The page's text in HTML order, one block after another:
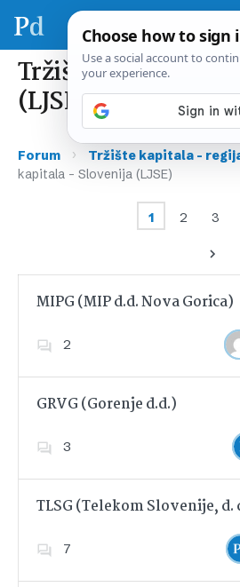
Tržišta kapitala –
(LJSE)
Forum › Tržište kapitala –
kapitala – Slovenija (LJSE)
1 2 3
MIPG (MIP d.d. Nova Gorica)
2
GRVG (Gorenje d.d.)
3
TLSG (Telekom Slovenije, d.
7